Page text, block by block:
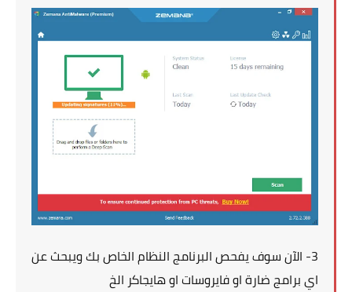
3- الآن سوف يفحص البرنامج النظام الخاص بك ويبحث عن
اي برامج ضارة او فايروسات او هايجاكر الخ